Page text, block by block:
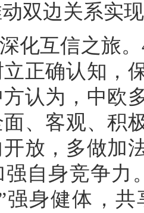
双边关系实
化互信之旅
正确认知，
方认为，中欧
、客观、积
放，多做加
自身竞争力
强身健体，